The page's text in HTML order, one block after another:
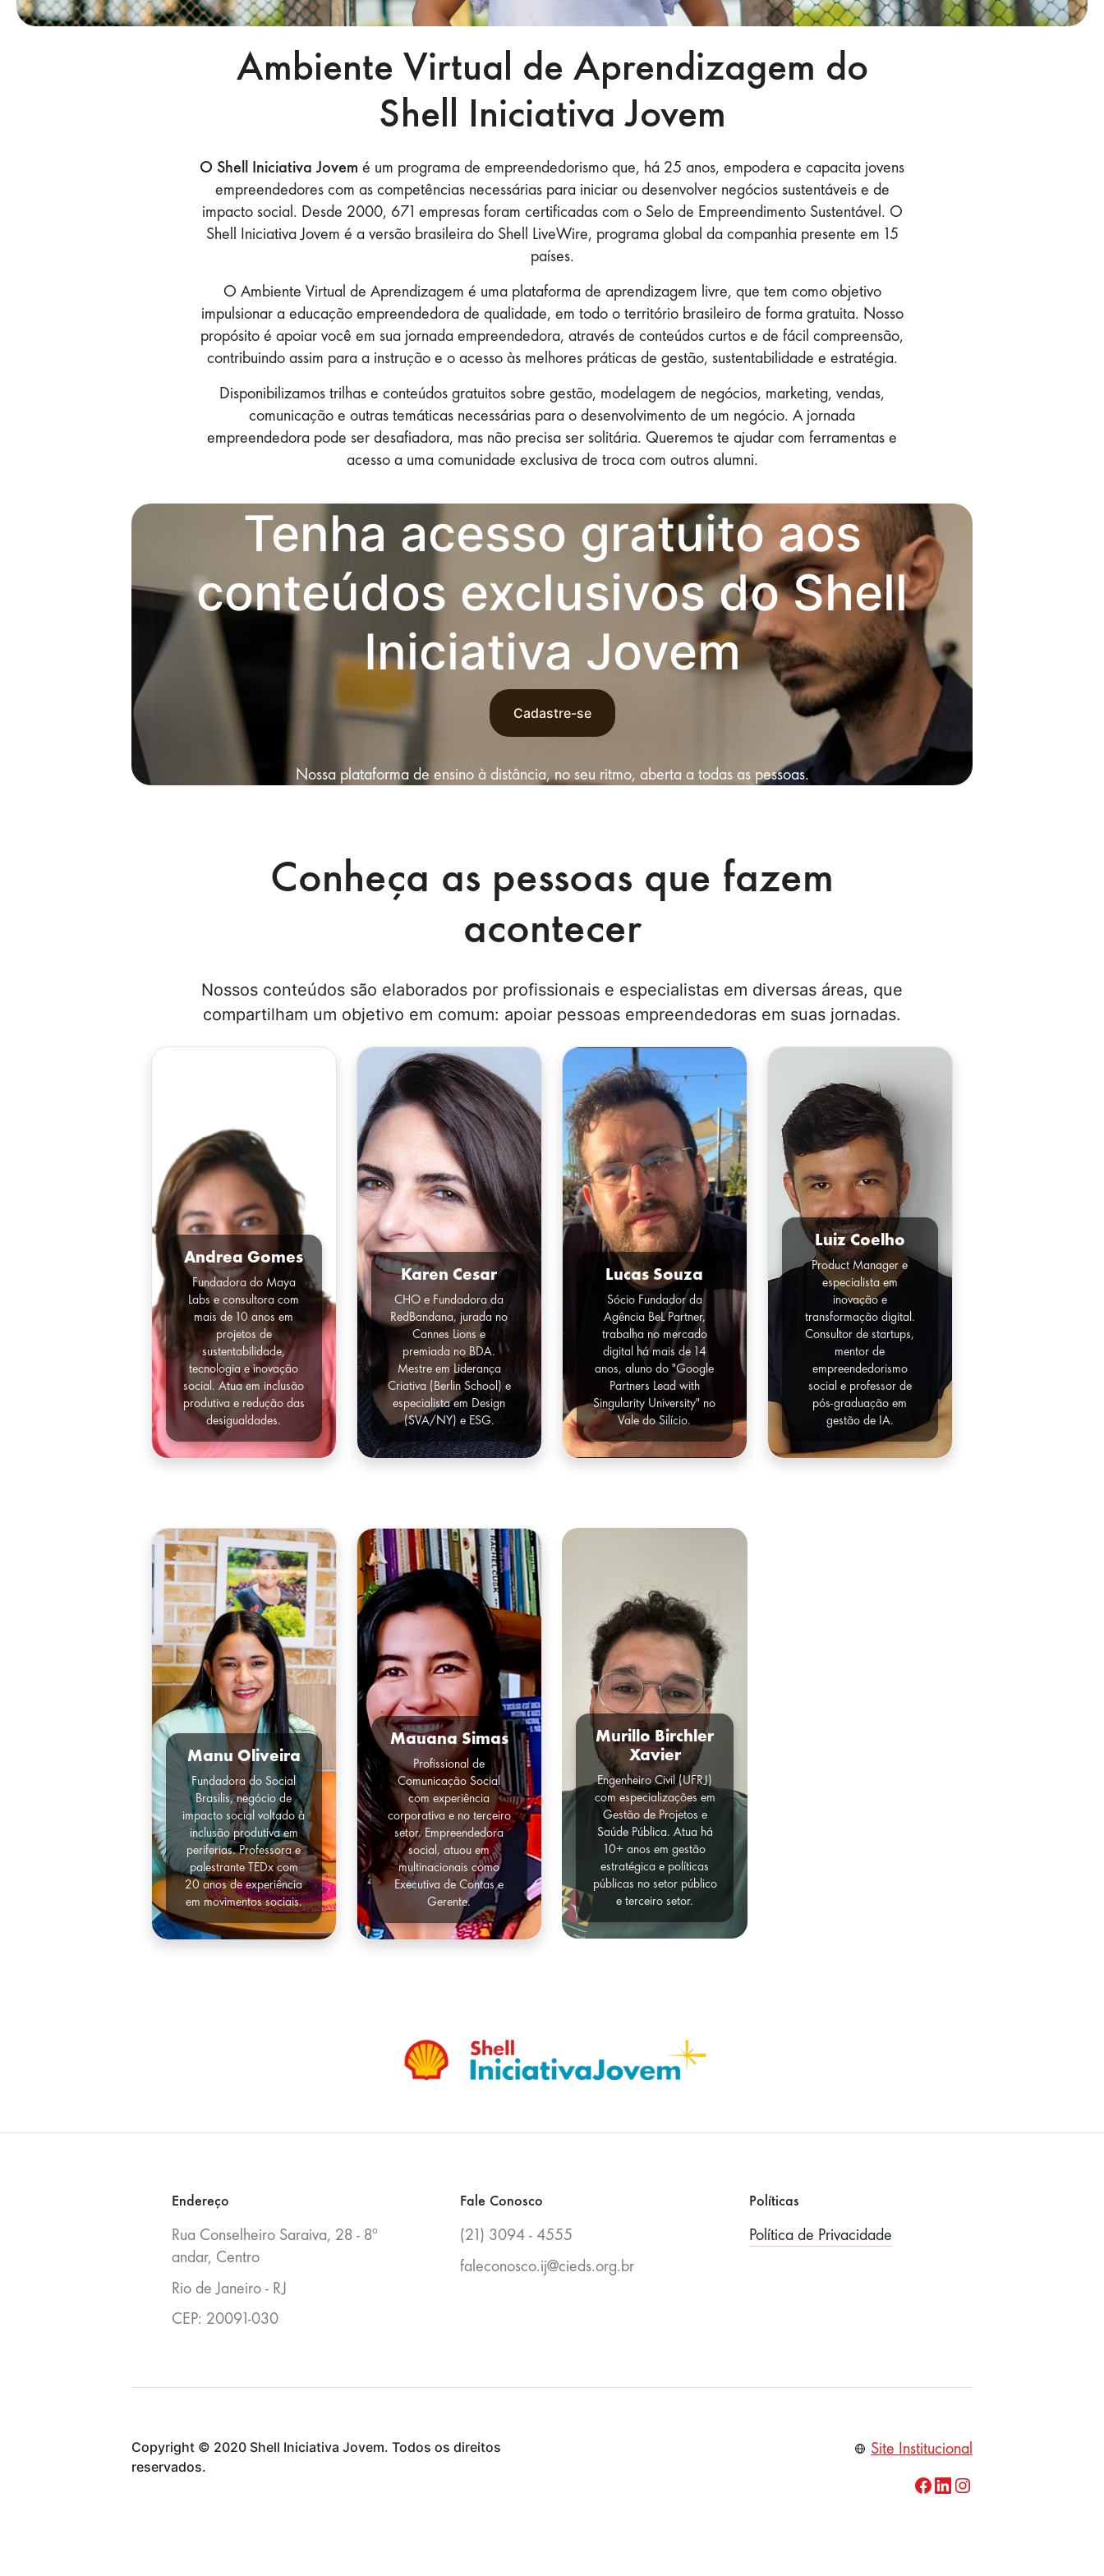
Ambiente Virtual de Aprendizagem do
Shell Iniciativa Jovem
O Shell Iniciativa Jovem é um programa de empreendedorismo que, há 25 anos, empodera e capacita jovens
empreendedores com as competências necessárias para iniciar ou desenvolver negócios sustentáveis e de
impacto social. Desde 2000, 671 empresas foram certificadas com o Selo de Empreendimento Sustentável. O
Shell Iniciativa Jovem é a versão brasileira do Shell LiveWire, programa global da companhia presente em 15
países.
O Ambiente Virtual de Aprendizagem é uma plataforma de aprendizagem livre, que tem como objetivo
impulsionar a educação empreendedora de qualidade, em todo o território brasileiro de forma gratuita. Nosso
propósito é apoiar você em sua jornada empreendedora, através de conteúdos curtos e de fácil compreensão,
contribuindo assim para a instrução e o acesso às melhores práticas de gestão, sustentabilidade e estratégia.
Disponibilizamos trilhas e conteúdos gratuitos sobre gestão, modelagem de negócios, marketing, vendas,
comunicação e outras temáticas necessárias para o desenvolvimento de um negócio. A jornada
empreendedora pode ser desafiadora, mas não precisa ser solitária. Queremos te ajudar com ferramentas e
acesso a uma comunidade exclusiva de troca com outros alumni.
Tenha acesso gratuito aos
conteúdos exclusivos do Shell
Iniciativa Jovem
Cadastre-se
Nossa plataforma de ensino à distância, no seu ritmo, aberta a todas as pessoas.
Conheça as pessoas que fazem
acontecer
Nossos conteúdos são elaborados por profissionais e especialistas em diversas áreas, que
compartilham um objetivo em comum: apoiar pessoas empreendedoras em suas jornadas.
Andrea Gomes
Fundadora do Maya
Labs e consultora com
mais de 10 anos em
projetos de
sustentabilidade,
tecnologia e inovação
social. Atua em inclusão
produtiva e redução das
desigualdades.
Karen Cesar
CHO e Fundadora da
RedBandana, jurada no
Cannes Lions e
premiada no BDA.
Mestre em Liderança
Criativa (Berlin School) e
especialista em Design
(SVA/NY) e ESG.
Lucas Souza
Sócio Fundador da
Agência BeL Partner,
trabalha no mercado
digital há mais de 14
anos, aluno do "Google
Partners Lead with
Singularity University" no
Vale do Silício.
Luiz Coelho
Product Manager e
especialista em
inovação e
transformação digital.
Consultor de startups,
mentor de
empreendedorismo
social e professor de
pós-graduação em
gestão de IA.
Manu Oliveira
Fundadora do Social
Brasilis, negócio de
impacto social voltado à
inclusão produtiva em
periferias. Professora e
palestrante TEDx com
20 anos de experiência
em movimentos sociais.
Mauana Simas
Profissional de
Comunicação Social
com experiência
corporativa e no terceiro
setor. Empreendedora
social, atuou em
multinacionais como
Executiva de Contas e
Gerente.
Murillo Birchler
Xavier
Engenheiro Civil (UFRJ)
com especializações em
Gestão de Projetos e
Saúde Pública. Atua há
10+ anos em gestão
estratégica e políticas
públicas no setor público
e terceiro setor.
Endereço
Rua Conselheiro Saraiva, 28 - 8º
andar, Centro
Rio de Janeiro - RJ
CEP: 20091-030
Fale Conosco
(21) 3094 - 4555
faleconosco.ij@cieds.org.br
Políticas
Política de Privacidade
Copyright © 2020 Shell Iniciativa Jovem. Todos os direitos
reservados.
Site Institucional